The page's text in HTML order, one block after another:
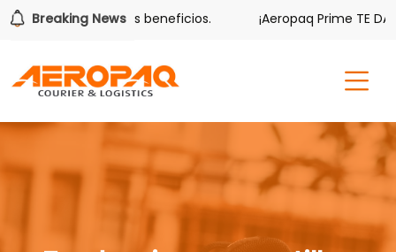
Breaking News
también tiene sus beneficios. ¡Aeropaq Prime TE DA